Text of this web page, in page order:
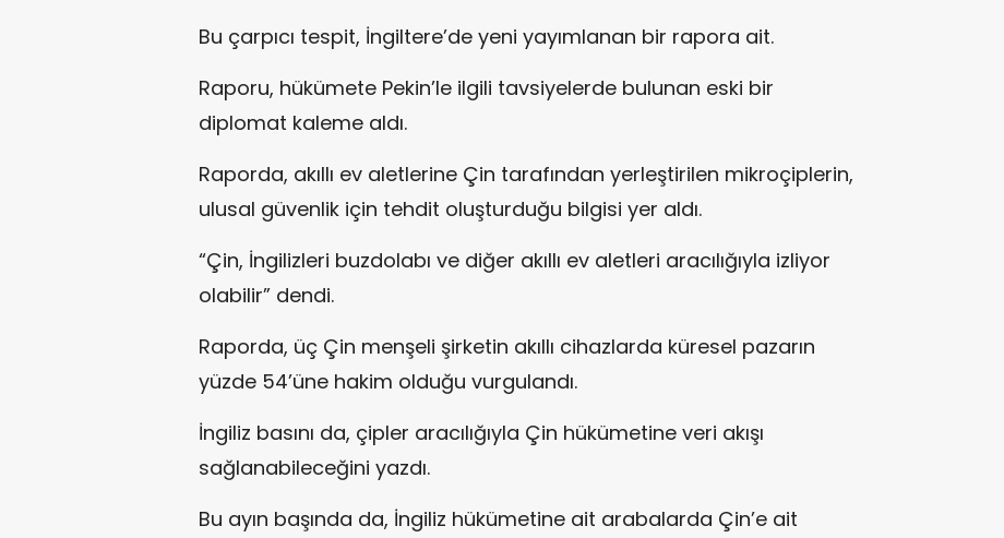
Bu çarpıcı tespit, İngiltere’de yeni yayımlanan bir rapora ait.
Raporu, hükümete Pekin’le ilgili tavsiyelerde bulunan eski bir
diplomat kaleme aldı.
Raporda, akıllı ev aletlerine Çin tarafından yerleştirilen mikroçiplerin,
ulusal güvenlik için tehdit oluşturduğu bilgisi yer aldı.
“Çin, İngilizleri buzdolabı ve diğer akıllı ev aletleri aracılığıyla izliyor
olabilir” dendi.
Raporda, üç Çin menşeli şirketin akıllı cihazlarda küresel pazarın
yüzde 54’üne hakim olduğu vurgulandı.
İngiliz basını da, çipler aracılığıyla Çin hükümetine veri akışı
sağlanabileceğini yazdı.
Bu ayın başında da, İngiliz hükümetine ait arabalarda Çin’e ait